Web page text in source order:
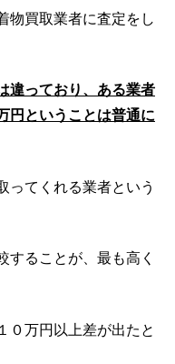
物買取業者に査定をし
違っており、ある業者
円ということは普通に
ってくれる業者という
することが、最も高く
０万円以上差が出たと